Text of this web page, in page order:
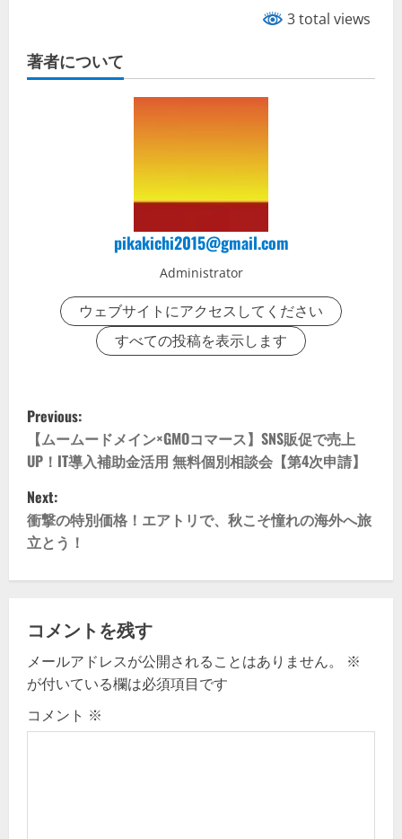
3 total views
著者について
pikakichi2015@gmail.com
Administrator
ウェブサイトにアクセスしてください
すべての投稿を表示します
P
o
s
t
n
v
i
g
Previous:
【ムームードメイン×GMOコマース】SNS販促で売上
UP！IT導入補助金活用 無料個別相談会【第4次申請】
Next:
衝撃の特別価格！エアトリで、秋こそ憧れの海外へ旅
立とう！
コメントを残す
メールアドレスが公開されることはありません。
※
が付いている欄は必須項目です
コメント ※